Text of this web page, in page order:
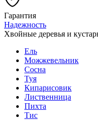
Гарантия
Надежность
Хвойные деревья и
Ель
Можжевельник
Сосна
Туя
Кипарисовик
Лиственница
Пихта
Тис